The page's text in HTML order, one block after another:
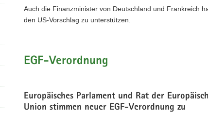
Auch die Finanzminister von Deutschland und Frankreich
den US-Vorschlag zu unterstützen.
EGF-Verordnung
Europäisches Parlament und Rat der
Union stimmen neuer EGF-Verordnung zu